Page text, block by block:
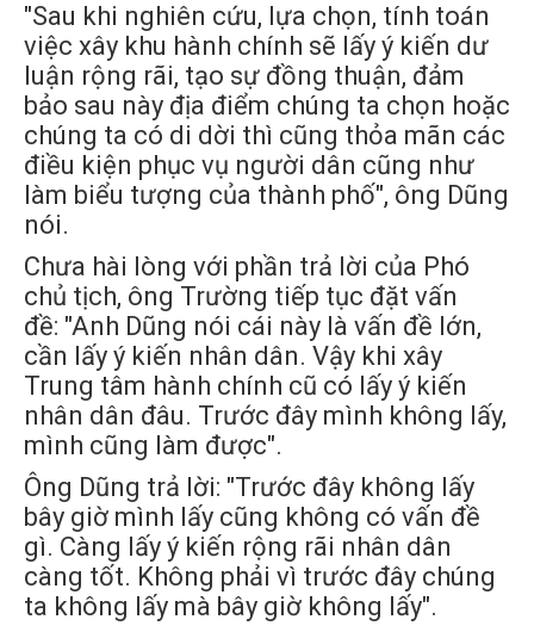
"Sau khi nghiên cứu, lựa chọn, tính toán
việc xây khu hành chính sẽ lấy ý kiến dư
luận rộng rãi, tạo sự đồng thuận, đảm
bảo sau này địa điểm chúng ta chọn hoặc
chúng ta có di dời thì cũng thỏa mãn các
điều kiện phục vụ người dân cũng như
làm biểu tượng của thành phố", ông Dũng
nói.
Chưa hài lòng với phần trả lời của Phó
chủ tịch, ông Trường tiếp tục đặt vấn
đề: "Anh Dũng nói cái này là vấn đề lớn,
cần lấy ý kiến nhân dân. Vậy khi xây
Trung tâm hành chính cũ có lấy ý kiến
nhân dân đâu. Trước đây mình không lấy,
mình cũng làm được".
Ông Dũng trả lời: "Trước đây không lấy
bây giờ mình lấy cũng không có vấn đề
gì. Càng lấy ý kiến rộng rãi nhân dân
càng tốt. Không phải vì trước đây chúng
ta không lấy mà bây giờ không lấy".